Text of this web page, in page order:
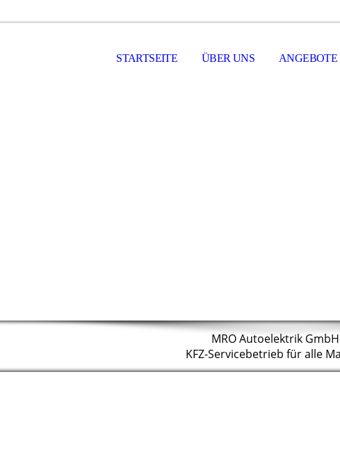
STARTSEITE ÜBER UNS ANGEBOTE
MRO Autoelektrik GmbH
KFZ-Servicebetrieb für alle